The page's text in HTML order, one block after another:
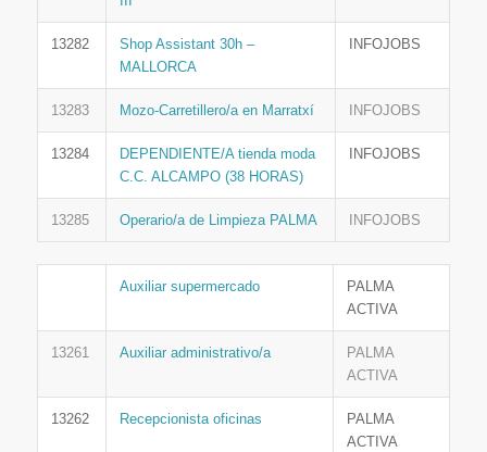
13282
Shop Assistant 30h –
MALLORCA
INFOJOBS
13283 Mozo-Carretillero/a en Marratxí INFOJOBS
13284
DEPENDIENTE/A tienda moda
C.C. ALCAMPO (38 HORAS)
INFOJOBS
13285 Operario/a de Limpieza PALMA INFOJOBS
Auxiliar supermercado
PALMA
ACTIVA
13261 Auxiliar administrativo/a
PALMA
ACTIVA
13262 Recepcionista oficinas
PALMA
ACTIVA